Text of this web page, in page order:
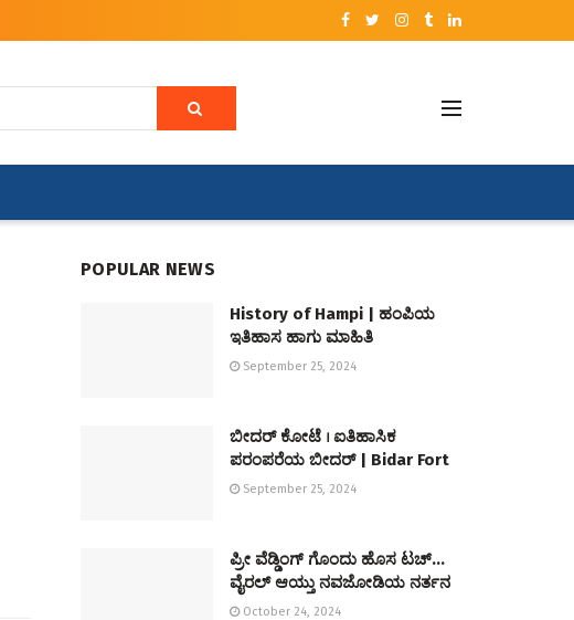
POPULAR NEWS
History of Hampi | ಹಂಪಿಯ
ಇತಿಹಾಸ ಹಾಗು ಮಾಹಿತಿ
September 25, 2024
ಬೀದರ್ ಕೋಟೆ । ಐತಿಹಾಸಿಕ
ಪರಂಪರೆಯ ಬೀದರ್ | Bidar Fort
September 25, 2024
ಪ್ರೀ ವೆಡ್ಡಿಂಗ್ ಗೊಂದು ಹೊಸ ಟಚ್…
ವೈರಲ್ ಆಯ್ತು ನವಜೋಡಿಯ ನರ್ತನ
October 24, 2024